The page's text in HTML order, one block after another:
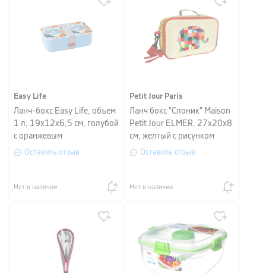
Easy Life
Ланч-бокс Easy Life, объем
1 л, 19х12х6,5 см, голубой
с оранжевым
Оставить отзыв
Нет в наличии
Petit Jour Paris
Ланч бокс "Слоник" Maison
Petit Jour ELMER, 27х20х8
см, желтый с рисунком
Оставить отзыв
Нет в наличии